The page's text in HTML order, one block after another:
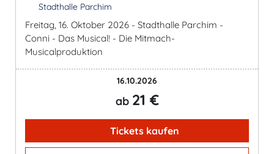
Stadthalle Parchim
Freitag, 16. Oktober 2026 - Stadthalle Parchim -
Conni - Das Musical! - Die Mitmach-
Musicalproduktion
16.10.2026
ab 21 €
Tickets kaufen